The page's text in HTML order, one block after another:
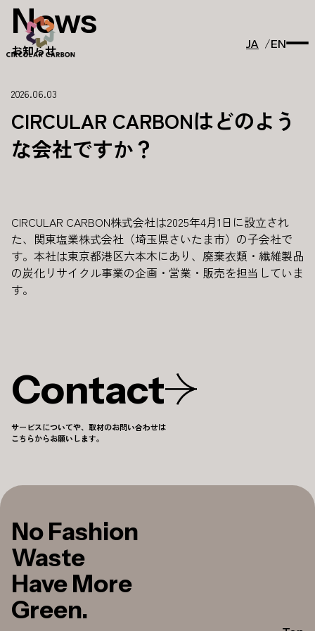
JA EN
News
お知らせ
2026.06.03
CIRCULAR CARBONはどのよう
な会社ですか？
CIRCULAR CARBON株式会社は2025年4月1日に設立され
た、関東塩業株式会社（埼玉県さいたま市）の子会社で
す。本社は東京都港区六本木にあり、廃棄衣類・繊維製品
の炭化リサイクル事業の企画・営業・販売を担当していま
す。
Contact
サービスについてや、取材のお問い合わせは
こちらからお願いします。
No Fashion
Waste
Have More
Green.